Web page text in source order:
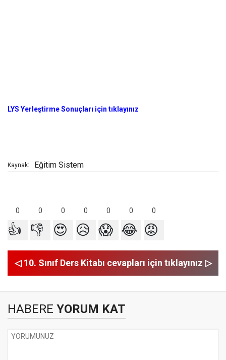
LYS Yerleştirme Sonuçları için tıklayınız
Kaynak: Eğitim Sistem
0 0 0 0 0 0 0
👍 👎 😍 😥 😱 😂 😡
◁ 10. Sınıf Ders Kitabı cevapları için tıklayınız ▷
HABERE YORUM KAT